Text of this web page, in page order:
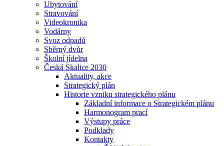
Ubytování
Stravování
Videokronika
Vodárny
Svoz odpadů
Sběrný dvůr
Školní jídelna
Česká Skalice 2030
Aktuality, akce
Strategický plán
Historie vzniku strategického plánu
Základní informace o Strategickém plánu
Harmonogram prací
Výstupy práce
Podklady
Kontakty